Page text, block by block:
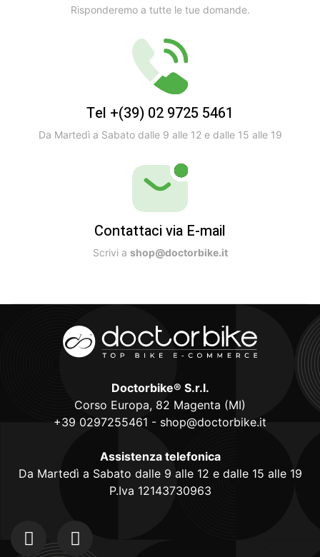
Risponderemo a tutte le tue domande.
Tel +(39) 02 9725 5461
Da Martedì a Sabato dalle 9 alle 12 e dalle 15 alle 19
Contattaci via E-mail
Scrivi a shop@doctorbike.it
Doctorbike® S.r.l.
Corso Europa, 82 Magenta (MI)
+39 0297255461 - shop@doctorbike.it
Assistenza telefonica
Da Martedì a Sabato dalle 9 alle 12 e dalle 15 alle 19
P.Iva 12143730963